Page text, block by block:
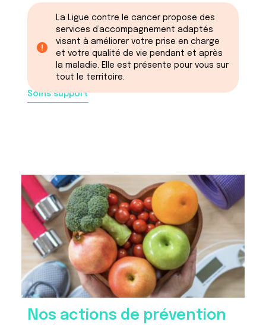
La Ligue contre le cancer propose des
services d’accompagnement adaptés
visant à améliorer votre prise en charge
et votre qualité de vie pendant et après
la maladie. Elle est présente pour vous sur
tout le territoire.
Soins support
Nos actions de prévention